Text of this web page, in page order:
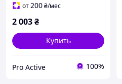
от200₴/мес
2 003₴
Купить
Pro Active 100%